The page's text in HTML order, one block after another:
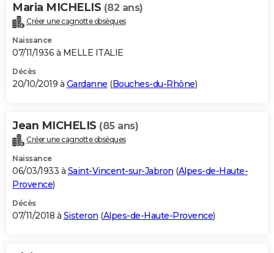
Maria MICHELIS (82 ans)
Créer une cagnotte obsèques
Naissance
07/11/1936 à MELLE ITALIE
Décès
20/10/2019 à Gardanne (Bouches-du-Rhône)
Jean MICHELIS (85 ans)
Créer une cagnotte obsèques
Naissance
06/03/1933 à Saint-Vincent-sur-Jabron (Alpes-de-Haute-
Provence)
Décès
07/11/2018 à Sisteron (Alpes-de-Haute-Provence)